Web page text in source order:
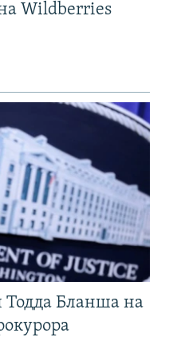
Wildberries
Бланша на